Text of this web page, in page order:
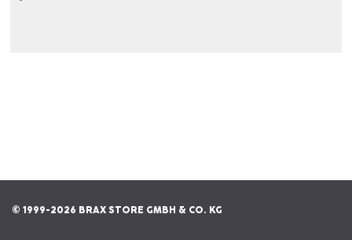
© 1999-2026 BRAX STORE GMBH & CO. KG